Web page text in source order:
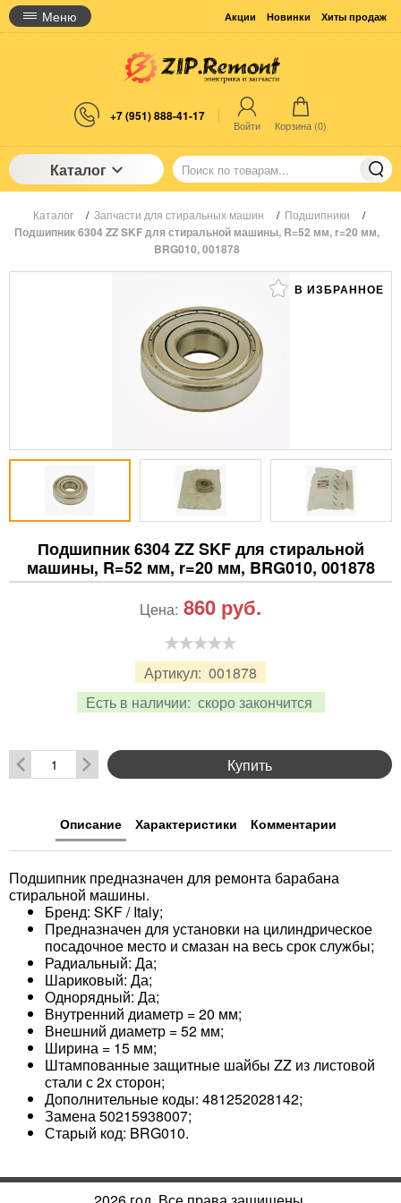
Меню Акции Новинки Хиты продаж
+7 (951) 888-41-17
Войти Корзина (0)
Каталог
Каталог / Запчасти для стиральных машин / Подшипники /
Подшипник 6304 ZZ SKF для стиральной машины, R=52 мм, r=20 мм,
BRG010, 001878
В ИЗБРАННОЕ
Подшипник 6304 ZZ SKF для стиральной
машины, R=52 мм, r=20 мм, BRG010, 001878
Артикул: 001878
Есть в наличии: скоро закончится
Цена: 860 руб.
Купить
Описание Характеристики Комментарии
Подшипник предназначен для ремонта барабана
стиральной машины.
Бренд: SKF / Italy;
Предназначен для установки на цилиндрическое
посадочное место и смазан на весь срок службы;
Радиальный: Да;
Шариковый: Да;
Однорядный: Да;
Внутренний диаметр = 20 мм;
Внешний диаметр = 52 мм;
Ширина = 15 мм;
Штампованные защитные шайбы ZZ из листовой
стали с 2х сторон;
Дополнительные коды: 481252028142;
Замена 50215938007;
Старый код: BRG010.